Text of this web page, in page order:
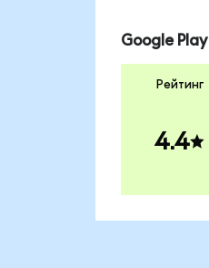
Google Play
Рейтинг
4.4